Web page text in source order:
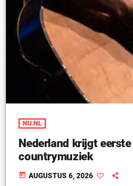
NU.NL
Nederland krijgt
countrymuziek
today AUGUSTUS 6, 2026